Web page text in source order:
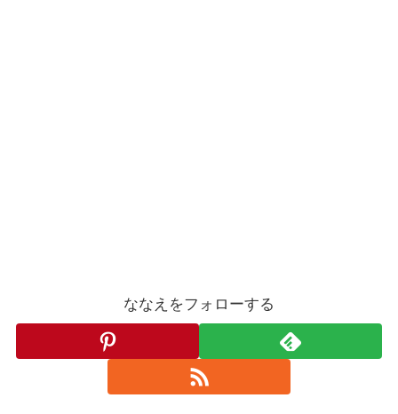
ななえをフォローする